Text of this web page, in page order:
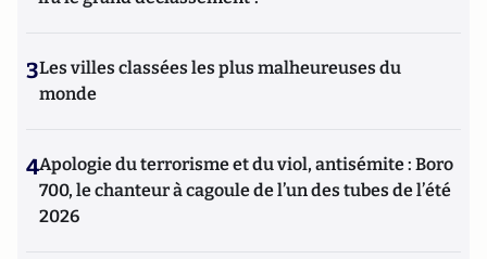
3Les villes classées les plus malheureuses du
monde
4Apologie du terrorisme et du viol, antisémite : Boro
700, le chanteur à cagoule de l’un des tubes de l’été
2026